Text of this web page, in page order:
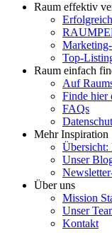
Raum effektiv
Top-
Raum einfach
Auf
Finde hier
FAQs
Mehr Inspiration
Übersicht:
Unser
Über uns
Mission
Unser
Kontakt